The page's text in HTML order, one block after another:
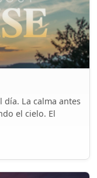
La calma antes
el cielo. El